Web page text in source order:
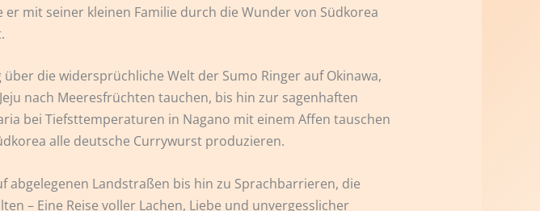
mit seiner kleinen Familie durch die Wunder von Südkorea
die widersprüchliche Welt der Sumo Ringer auf Okinawa,
nach Meeresfrüchten tauchen, bis hin zur sagenhaften
bei Tiefsttemperaturen in Nagano mit einem Affen tauschen
alle deutsche Currywurst produzieren.
abgelegenen Landstraßen bis hin zu Sprachbarrieren, die
– Eine Reise voller Lachen, Liebe und unvergesslicher